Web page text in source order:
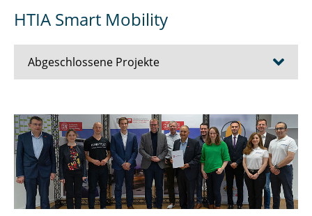
HTIA Smart Mobility
Abgeschlossene Projekte
AfiM
ALBUS
Anti-Trash